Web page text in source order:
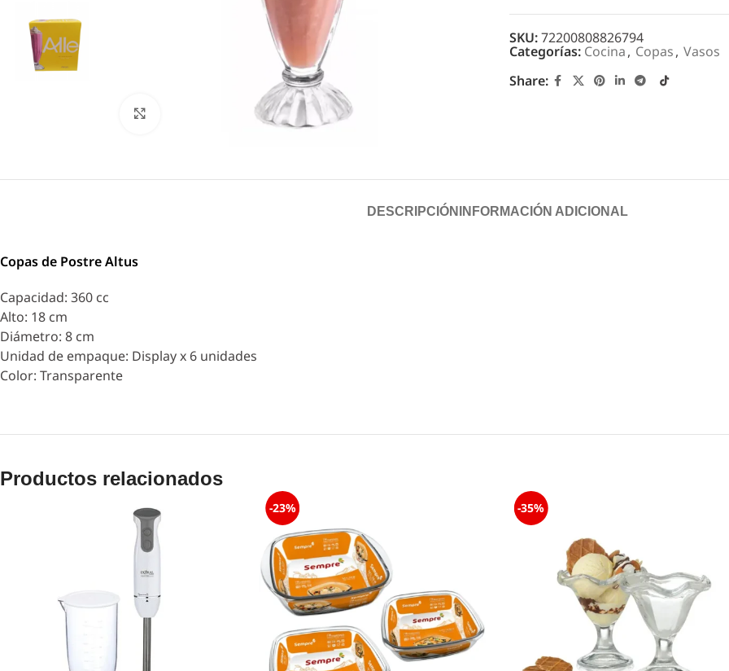
SKU:72200808826794
Categorías: Cocina, Copas, Vasos
Share:
DESCRIPCIÓN INFORMACIÓN ADICIONAL
Copas de Postre Altus
Capacidad: 360 cc
Alto: 18 cm
Diámetro: 8 cm
Unidad de empaque: Display x 6 unidades
Color: Transparente
Productos relacionados
-23% -35%